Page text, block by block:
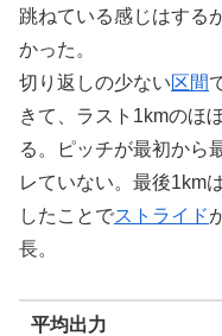
跳ねている感じはする
かった。
切り返しの少ない区間
きて、ラスト1kmのほ
る。ピッチが最初から
レていない。最後1km
したことでストライド
長。
平均出力